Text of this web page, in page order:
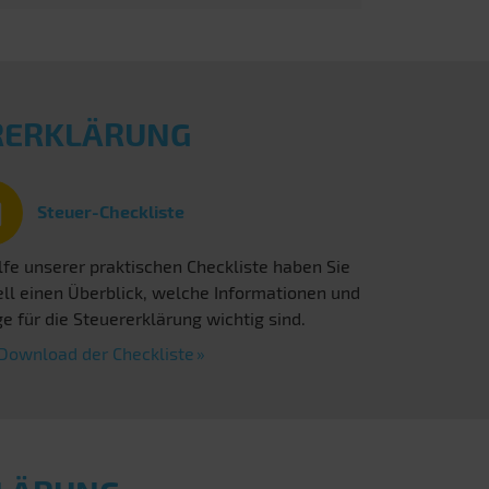
Steuer-Checkliste
unserer praktischen Checkliste haben Sie
einen Überblick, welche Informationen und
für die Steuererklärung wichtig sind.
der Checkliste